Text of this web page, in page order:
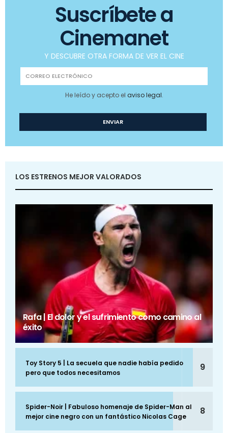
Suscríbete a
Cinemanet
Y DESCUBRE OTRA FORMA DE VER EL CINE
He leído y acepto el aviso legal.
LOS ESTRENOS MEJOR VALORADOS
Rafa | El dolor y el sufrimiento como camino al
éxito
Toy Story 5 | La secuela que nadie había pedido
pero que todos necesitamos
9
Spider-Noir | Fabuloso homenaje de Spider-Man al
mejor cine negro con un fantástico Nicolas Cage
8